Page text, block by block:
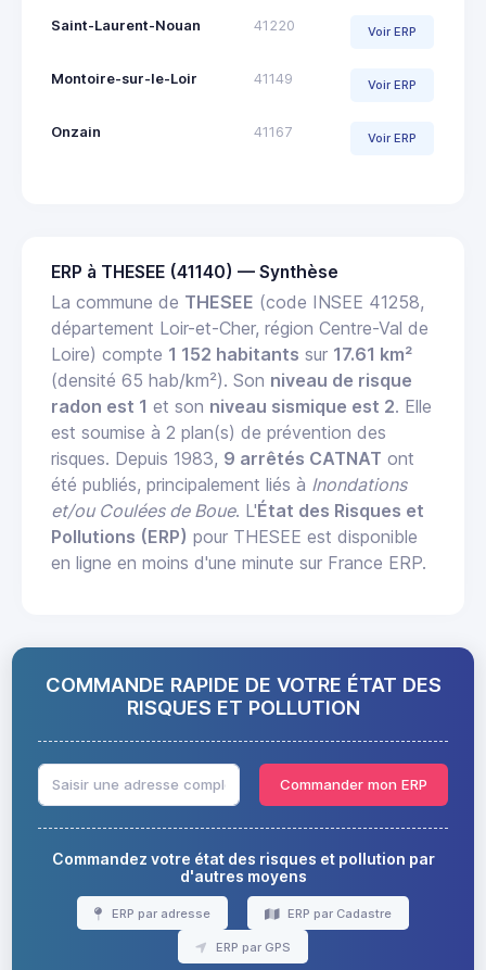
Saint-Laurent-Nouan 41220 Voir ERP
Montoire-sur-le-Loir 41149 Voir ERP
Onzain 41167 Voir ERP
ERP à THESEE (41140) — Synthèse
La commune de THESEE (code INSEE 41258,
département Loir-et-Cher, région Centre-Val de
Loire) compte 1 152 habitants sur 17.61 km²
(densité 65 hab/km²). Son niveau de risque
radon est 1 et son niveau sismique est 2. Elle
est soumise à 2 plan(s) de prévention des
risques. Depuis 1983, 9 arrêtés CATNAT ont
été publiés, principalement liés à Inondations
et/ou Coulées de Boue. L'État des Risques et
Pollutions (ERP) pour THESEE est disponible
en ligne en moins d'une minute sur France ERP.
COMMANDE RAPIDE DE VOTRE ÉTAT DES
RISQUES ET POLLUTION
Commander mon ERP
Commandez votre état des risques et pollution par
d'autres moyens
ERP par adresse ERP par Cadastre
ERP par GPS